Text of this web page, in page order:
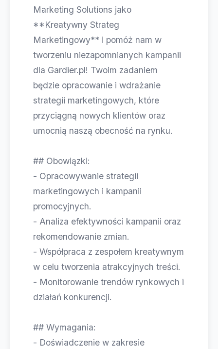
Marketing Solutions jako
**Kreatywny Strateg
Marketingowy** i pomóż nam w
tworzeniu niezapomnianych kampanii
dla Gardier.pl! Twoim zadaniem
będzie opracowanie i wdrażanie
strategii marketingowych, które
przyciągną nowych klientów oraz
umocnią naszą obecność na rynku.
## Obowiązki:
- Opracowywanie strategii
marketingowych i kampanii
promocyjnych.
- Analiza efektywności kampanii oraz
rekomendowanie zmian.
- Współpraca z zespołem kreatywnym
w celu tworzenia atrakcyjnych treści.
- Monitorowanie trendów rynkowych i
działań konkurencji.
## Wymagania:
- Doświadczenie w zakresie